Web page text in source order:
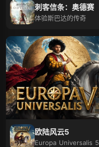
刺客信条：奥德赛
体验斯巴达的传奇
欧陆风云5
Europa Universalis 5